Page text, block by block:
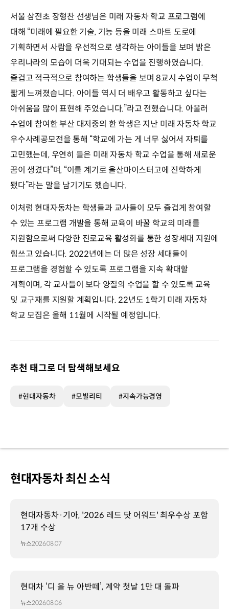
서울 삼전초 장형찬 선생님은 미래 자동차 학교 프로그램에
대해 “미래에 필요한 기술, 기능 등을 미래 스마트 도로에
기획하면서 사람을 우선적으로 생각하는 아이들을 보며 밝은
우리나라의 모습이 더욱 기대되는 수업을 진행하였습니다.
즐겁고 적극적으로 참여하는 학생들을 보며 8교시 수업이 무척
짧게 느껴졌습니다. 아이들 역시 더 배우고 활동하고 싶다는
아쉬움을 많이 표현해 주었습니다.”라고 전했습니다. 아울러
수업에 참여한 부산 대저중의 한 학생은 지난 미래 자동차 학교
우수사례공모전을 통해 “학교에 가는 게 너무 싫어서 자퇴를
고민했는데, 우연히 들은 미래 자동차 학교 수업을 통해 새로운
꿈이 생겼다”며, “이를 계기로 울산마이스터고에 진학하게
됐다”라는 말을 남기기도 했습니다.
이처럼 현대자동차는 학생들과 교사들이 모두 즐겁게 참여할
수 있는 프로그램 개발을 통해 교육이 바꿀 학교의 미래를
지원함으로써 다양한 진로교육 활성화를 통한 성장세대 지원에
힘쓰고 있습니다. 2022년에는 더 많은 성장 세대들이
프로그램을 경험할 수 있도록 프로그램을 지속 확대할
계획이며, 각 교사들이 보다 양질의 수업을 할 수 있도록 교육
및 교구재를 지원할 계획입니다. 22년도 1학기 미래 자동차
학교 모집은 올해 11월에 시작될 예정입니다.
추천 태그로 더 탐색해보세요
#현대자동차 #모빌리티 #지속가능경영
현대자동차 최신 소식
현대자동차·기아, '2026 레드 닷 어워드' 최우수상 포함
17개 수상
뉴스2026.08.07
현대차 ‘디 올 뉴 아반떼’, 계약 첫날 1만 대 돌파
뉴스2026.08.06